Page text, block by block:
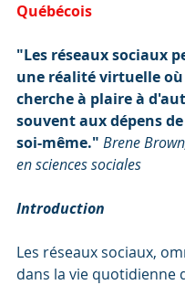
Québécois
"Les réseaux sociaux
une réalité virtuelle
cherche à plaire à
souvent aux dépens
soi-même." Brene
en sciences sociales
Introduction
Les réseaux sociaux,
dans la vie quotidienne